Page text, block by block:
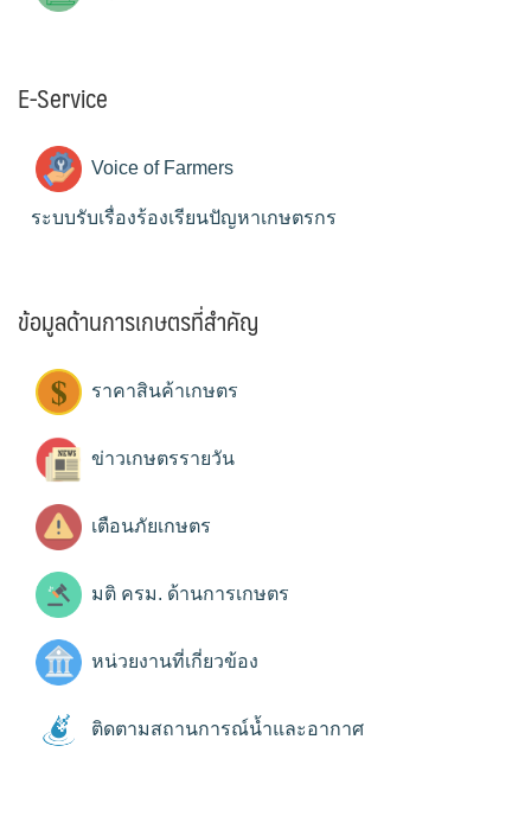
E-Service
Voice of Farmers
ระบบรับเรื่องร้องเรียนปัญหาเกษตรกร
ข้อมูลด้านการเกษตรที่สำคัญ
ราคาสินค้าเกษตร
ข่าวเกษตรรายวัน
เตือนภัยเกษตร
มติ ครม. ด้านการเกษตร
หน่วยงานที่เกี่ยวข้อง
ติดตามสถานการณ์น้ำและอากาศ